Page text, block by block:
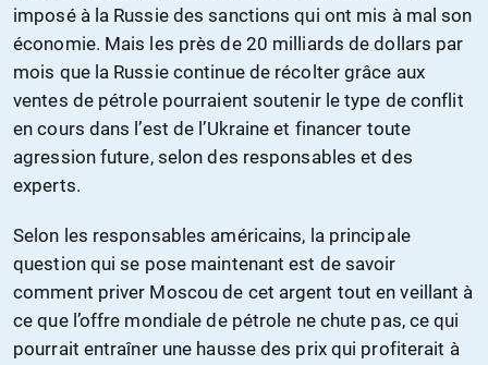
imposé à la Russie des sanctions qui ont mis à mal son
économie. Mais les près de 20 milliards de dollars par
mois que la Russie continue de récolter grâce aux
ventes de pétrole pourraient soutenir le type de conflit
en cours dans l’est de l’Ukraine et financer toute
agression future, selon des responsables et des
experts.
Selon les responsables américains, la principale
question qui se pose maintenant est de savoir
comment priver Moscou de cet argent tout en veillant à
ce que l’offre mondiale de pétrole ne chute pas, ce qui
pourrait entraîner une hausse des prix qui profiterait à